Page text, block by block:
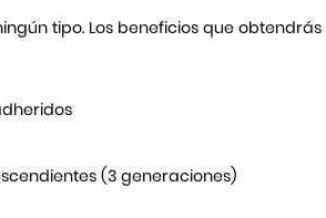
tipo. Los beneficios que obtendrás
(3 generaciones)